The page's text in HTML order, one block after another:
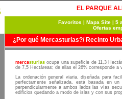
EL PARQUE
Favoritos | Mapa Site| 5
Ofertas
¿Por qué Mercasturias?/ Recinto
mercasturias ocupa una supeficie de 11,3
de 7,5 Hectáreas; de ellas el 26% corresponde
La ordenación general viaria, diseñada para
perfectamente señalizada, está basada en
perpendicularmente a ambos lados las vías
edificios quedando a modo de islas y con sus